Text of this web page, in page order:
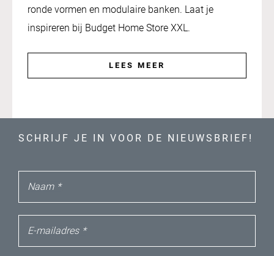
ronde vormen en modulaire banken. Laat je
inspireren bij Budget Home Store XXL.
LEES MEER
SCHRIJF JE IN VOOR DE NIEUWSBRIEF!
Naam *
E-mailadres *